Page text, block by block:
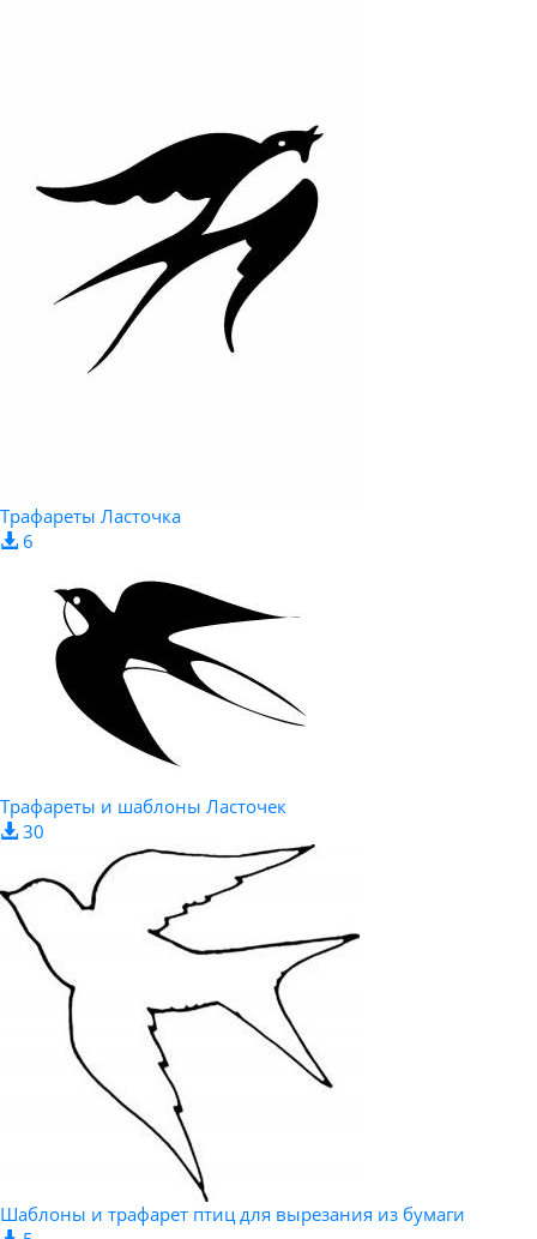
Трафареты Ласточка
6
Трафареты и шаблоны Ласточек
30
Шаблоны и трафарет птиц для вырезания из бумаги